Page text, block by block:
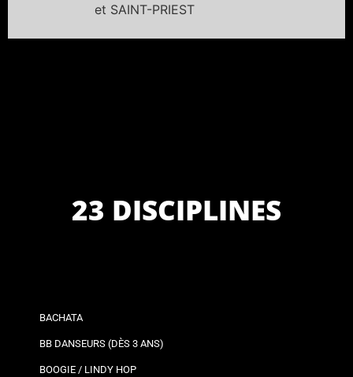
et SAINT-PRIEST
23 DISCIPLINES
BACHATA
BB DANSEURS (DÈS 3 ANS)
BOOGIE / LINDY HOP